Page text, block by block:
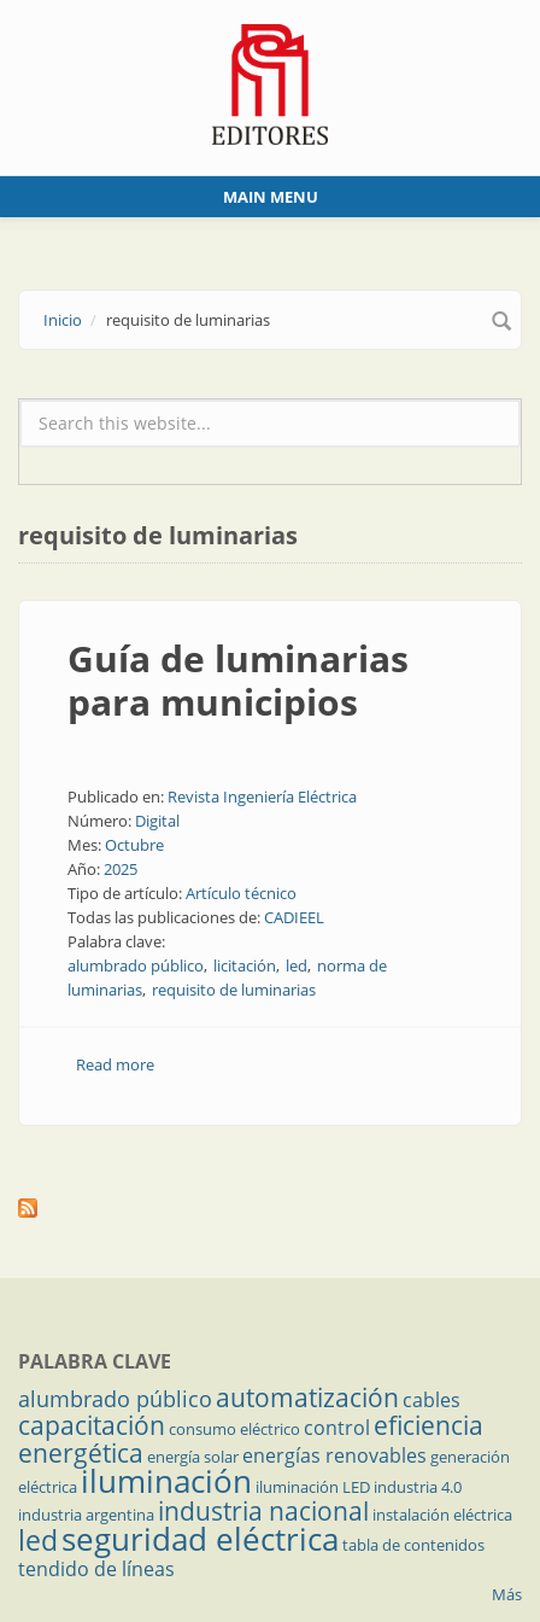
MAIN MENU
Inicio requisito de luminarias
Formulario de búsqueda
requisito de luminarias
Guía de luminarias
para municipios
Publicado en: Revista Ingeniería Eléctrica
Número: Digital
Mes:Octubre
Año:2025
Tipo de artículo:Artículo técnico
Todas las publicaciones de:CADIEEL
Palabra clave:
alumbrado público licitación led norma de
luminarias requisito de luminarias
Read moreabout Guía de luminarias para municipios
PALABRA CLAVE
alumbrado público automatización cables
capacitación consumo eléctrico control eficiencia
energética energía solar energías renovables generación
eléctricailuminación iluminación LED industria 4.0
industria argentina industria nacional instalación eléctrica
ledseguridad eléctrica tabla de contenidos
tendido de líneas
Más